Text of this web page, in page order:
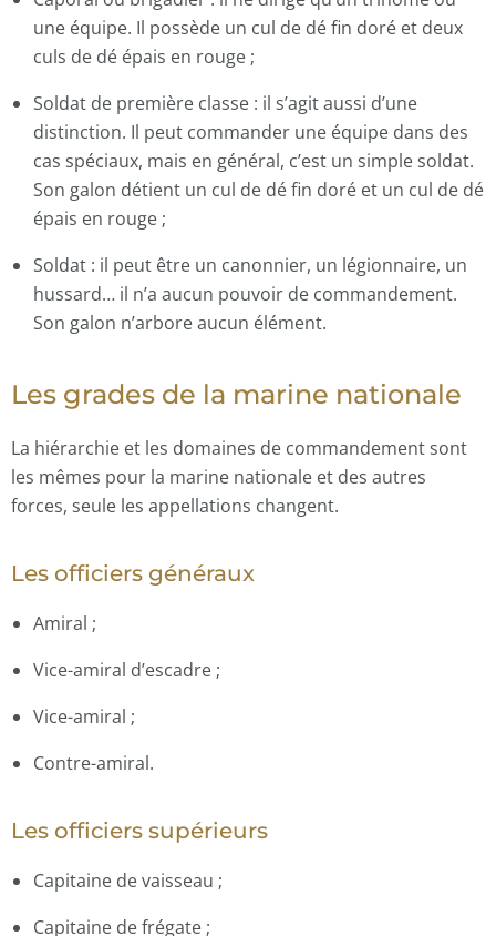
une équipe. Il possède un cul de dé fin doré et deux
culs de dé épais en rouge ;
Soldat de première classe : il s’agit aussi d’une
distinction. Il peut commander une équipe dans des
cas spéciaux, mais en général, c’est un simple soldat.
Son galon détient un cul de dé fin doré et un cul de dé
épais en rouge ;
Soldat : il peut être un canonnier, un légionnaire, un
hussard… il n’a aucun pouvoir de commandement.
Son galon n’arbore aucun élément.
Les grades de la marine nationale
La hiérarchie et les domaines de commandement sont
les mêmes pour la marine nationale et des autres
forces, seule les appellations changent.
Les officiers généraux
Amiral ;
Vice-amiral d’escadre ;
Vice-amiral ;
Contre-amiral.
Les officiers supérieurs
Capitaine de vaisseau ;
Capitaine de frégate ;